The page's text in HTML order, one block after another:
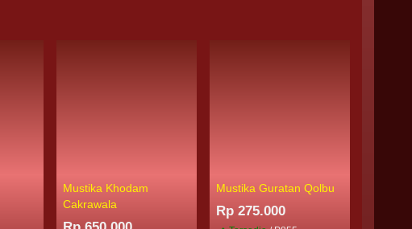
Mustika Khodam
Cakrawala
Mustika Guratan Qolbu
Rp 275.000